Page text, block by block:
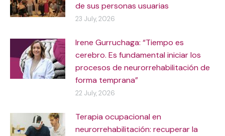
de sus personas usuarias
23 July, 2026
Irene Gurruchaga: “Tiempo es
cerebro. Es fundamental iniciar los
procesos de neurorrehabilitación de
forma temprana”
22 July, 2026
Terapia ocupacional en
neurorrehabilitación: recuperar la